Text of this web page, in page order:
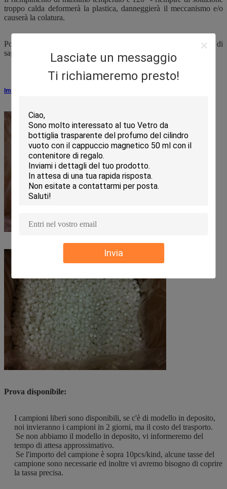
Lasciate un messaggio
Ti richiameremo presto!
Invia
troppo calda deformerà la plastica, danneggierà il meccanismo e/o
causerà la colatura.
Potete acquistare i cappucci colorati per coordinare con gli oli che di
sapore del balsamo di labbro usate.
Imballaggio
Prova disponibile:
I campioni liberi sono disponibili, se c'è di modello in deposito,
noi invieranno i campioni in 2 giorni, ma il costo del trasporto.
Se non abbiamo il modello in deposito, vi informeremo del
tempo di attesa approssimativo.
Se l'importo del campione è sopra 10pcs/kind, alcune tasse del
campione sono necessarie ed inoltre vi avremo bisogno di coprire
la tassa precisa.